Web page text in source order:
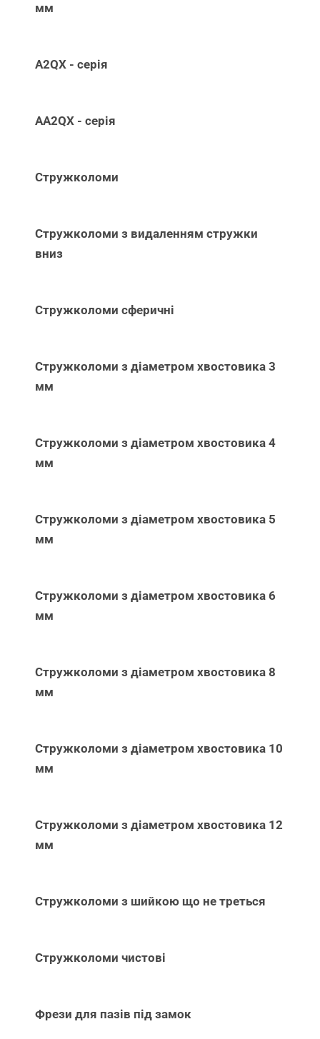
мм
A2QX - серія
AA2QX - серія
Стружколоми
Стружколоми з видаленням стружки
вниз
Стружколоми сферичні
Стружколоми з діаметром хвостовика 3
мм
Стружколоми з діаметром хвостовика 4
мм
Стружколоми з діаметром хвостовика 5
мм
Стружколоми з діаметром хвостовика 6
мм
Стружколоми з діаметром хвостовика 8
мм
Стружколоми з діаметром хвостовика 10
мм
Стружколоми з діаметром хвостовика 12
мм
Стружколоми з шийкою що не треться
Стружколоми чистові
Фрези для пазів під замок